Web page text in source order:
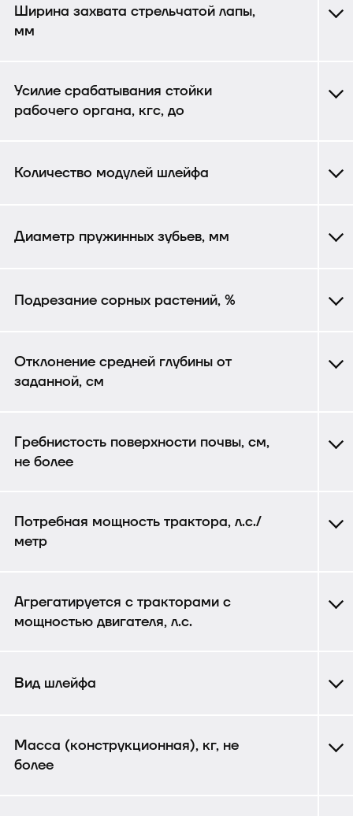
Ширина захвата стрельчатой лапы,
мм
Усилие срабатывания стойки
рабочего органа, кгс, до
Количество модулей шлейфа
Диаметр пружинных зубьев, мм
Подрезание сорных растений, %
Отклонение средней глубины от
заданной, см
Гребнистость поверхности почвы, см,
не более
Потребная мощность трактора, л.с./
метр
Агрегатируется с тракторами с
мощностью двигателя, л.с.
Вид шлейфа
Масса (конструкционная), кг, не
более